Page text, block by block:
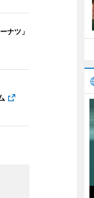
ナツ」